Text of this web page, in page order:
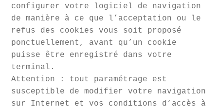
configurer votre logiciel de navigation
de manière à ce que l’acceptation ou le
refus des cookies vous soit proposé
ponctuellement, avant qu’un cookie
puisse être enregistré dans votre
terminal.
Attention : tout paramétrage est
susceptible de modifier votre navigation
sur Internet et vos conditions d’accès à